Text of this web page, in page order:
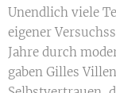
Unendlich viele
eigener
Jahre durch
gaben Gilles